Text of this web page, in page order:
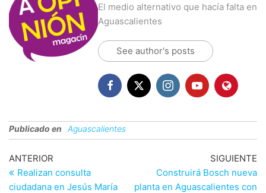
El medio alternativo que hacía falta en
Aguascalientes
See author's posts
Publicado en Aguascalientes
Navegación
de
Entrada
anterior
ANTERIOR
Realizan consulta
ciudadana en Jesús María
SIGUIENTE
Construirá Bosch nueva
planta en Aguascalientes con